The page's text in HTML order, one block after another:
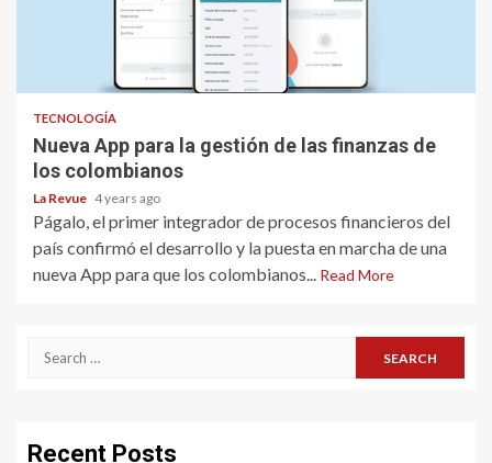
TECNOLOGÍA
Nueva App para la gestión de las finanzas de
los colombianos
La Revue 4 years ago
Págalo, el primer integrador de procesos financieros del
país confirmó el desarrollo y la puesta en marcha de una
nueva App para que los colombianos... Read More
Search
Recent Posts